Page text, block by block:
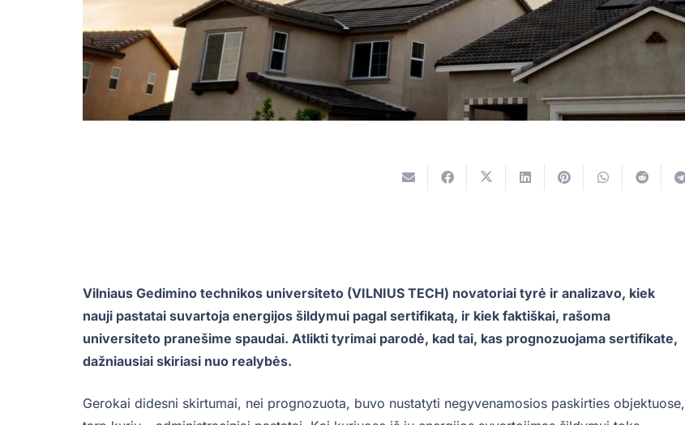
Vilniaus Gedimino technikos universiteto (VILNIUS TECH) novatoriai tyrė ir analizavo, kiek
nauji pastatai suvartoja energijos šildymui pagal sertifikatą, ir kiek faktiškai, rašoma
universiteto pranešime spaudai. Atlikti tyrimai parodė, kad tai, kas prognozuojama sertifikate,
dažniausiai skiriasi nuo realybės.
Gerokai didesni skirtumai, nei prognozuota, buvo nustatyti negyvenamosios paskirties objektuose,